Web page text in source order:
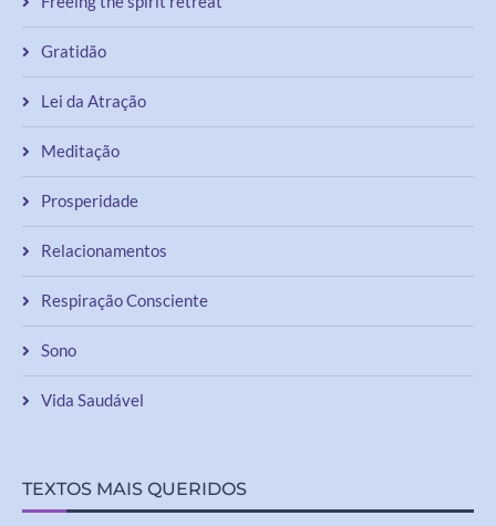
Gratidão
Lei da Atração
Meditação
Prosperidade
Relacionamentos
Respiração Consciente
Sono
Vida Saudável
TEXTOS MAIS QUERIDOS